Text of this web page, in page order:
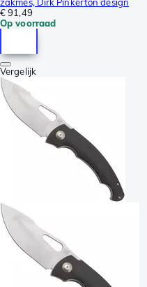
€ 91,49
Op voorraad
Vergelijk